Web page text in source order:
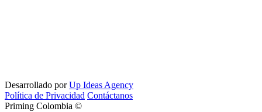
Desarrollado porUp Ideas Agency
Política de Privacidad Contáctanos
Priming Colombia ©